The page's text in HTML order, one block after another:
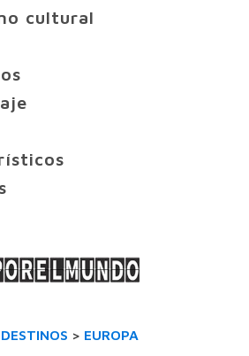
cultural
DESTINOS > EUROPA